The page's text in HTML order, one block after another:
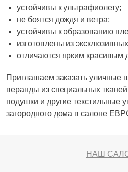
устойчивы к ультрафиолету;
не боятся дождя и ветра;
устойчивы к образованию
изготовлены из
отличаются ярким красивым
Приглашаем заказать уличные
веранды из специальных
подушки и другие текстильные
загородного дома в салоне
НАШ